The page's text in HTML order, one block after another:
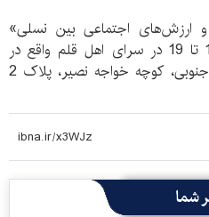
و ارزش‌های اجتماعی بین نسلی»
یکشنبه 29 شهریور از ساعت 17 تا 19 در سرای اهل قلم واقع در
خیابان انقلاب، خیابان فلسطین جنوبی، کوچه خواجه نصیر، پلاک 2
شما